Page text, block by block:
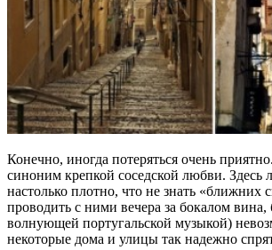
Конечно, иногда потеряться очень
синоним крепкой соседской любви. Здесь
настолько плотно, что не знать «ближних
проводить с ними вечера за бокалом вина,
волнующей португальской музыкой)
некоторые дома и улицы так надежно